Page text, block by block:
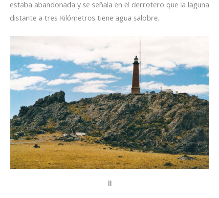
estaba abandonada y se señala en el derrotero que la laguna
distante a tres Kilómetros tiene agua salobre.
II